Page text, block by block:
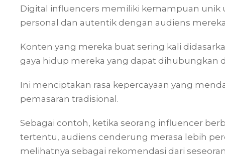
Digital influencers memiliki kemampuan
personal dan autentik dengan audiens
Konten yang mereka buat sering kali
gaya hidup mereka yang dapat dihubungkan
Ini menciptakan rasa kepercayaan yang
pemasaran tradisional.
Sebagai contoh, ketika seorang influencer
tertentu, audiens cenderung merasa lebih
melihatnya sebagai rekomendasi dari